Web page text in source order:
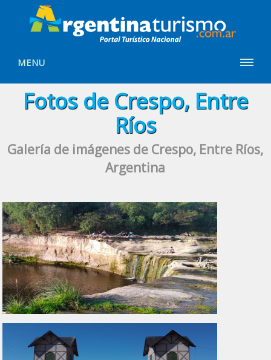
MENU
Fotos de Crespo, Entre
Ríos
Galería de imágenes de Crespo, Entre Ríos,
Argentina